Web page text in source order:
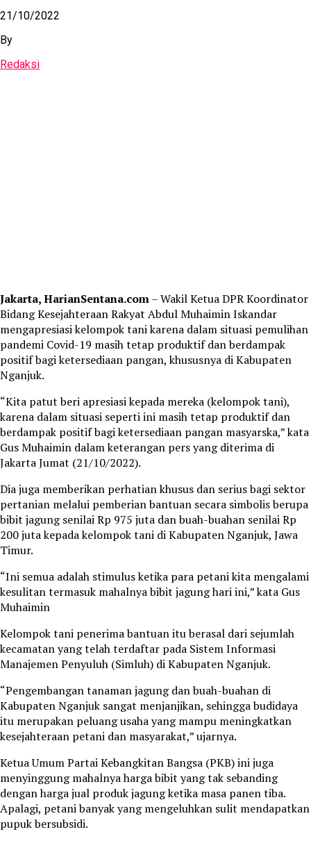
21/10/2022
By
Redaksi
Jakarta, HarianSentana.com– Wakil Ketua DPR Koordinator
Bidang Kesejahteraan Rakyat Abdul Muhaimin Iskandar
mengapresiasi kelompok tani karena dalam situasi pemulihan
pandemi Covid-19 masih tetap produktif dan berdampak
positif bagi ketersediaan pangan, khususnya di Kabupaten
Nganjuk.
“Kita patut beri apresiasi kepada mereka (kelompok tani),
karena dalam situasi seperti ini masih tetap produktif dan
berdampak positif bagi ketersediaan pangan masyarska,” kata
Gus Muhaimin dalam keterangan pers yang diterima di
Jakarta Jumat (21/10/2022).
Dia juga memberikan perhatian khusus dan serius bagi sektor
pertanian melalui pemberian bantuan secara simbolis berupa
bibit jagung senilai Rp 975 juta dan buah-buahan senilai Rp
200 juta kepada kelompok tani di Kabupaten Nganjuk, Jawa
Timur.
“Ini semua adalah stimulus ketika para petani kita mengalami
kesulitan termasuk mahalnya bibit jagung hari ini,” kata Gus
Muhaimin
Kelompok tani penerima bantuan itu berasal dari sejumlah
kecamatan yang telah terdaftar pada Sistem Informasi
Manajemen Penyuluh (Simluh) di Kabupaten Nganjuk.
“Pengembangan tanaman jagung dan buah-buahan di
Kabupaten Nganjuk sangat menjanjikan, sehingga budidaya
itu merupakan peluang usaha yang mampu meningkatkan
kesejahteraan petani dan masyarakat,” ujarnya.
Ketua Umum Partai Kebangkitan Bangsa (PKB) ini juga
menyinggung mahalnya harga bibit yang tak sebanding
dengan harga jual produk jagung ketika masa panen tiba.
Apalagi, petani banyak yang mengeluhkan sulit mendapatkan
pupuk bersubsidi.